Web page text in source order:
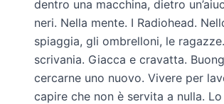
dentro una macchina, dietro
neri. Nella mente. I Radiohead.
spiaggia, gli ombrelloni, le
scrivania. Giacca e cravatta.
cercarne uno nuovo. Vivere per
capire che non è servita a nulla.